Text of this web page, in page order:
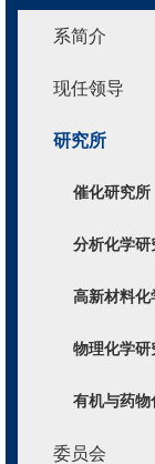
系简介
现任领导
研究所
催化研究所
分析化学研
高新材料化
物理化学研
有机与药物
委员会